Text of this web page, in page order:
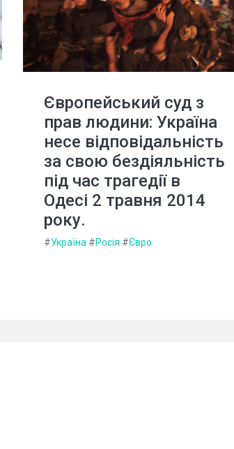
Європейський суд з
прав людини: Україна
несе відповідальність
за свою бездіяльність
під час трагедії в
Одесі 2 травня 2014
року.
#Україна #Росія #Євро